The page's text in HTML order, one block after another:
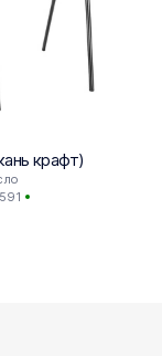
крафт)